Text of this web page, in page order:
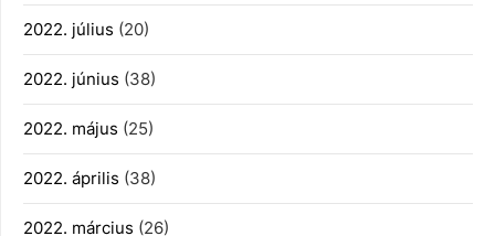
2022. július (20)
2022. június (38)
2022. május (25)
2022. április (38)
2022. március (26)